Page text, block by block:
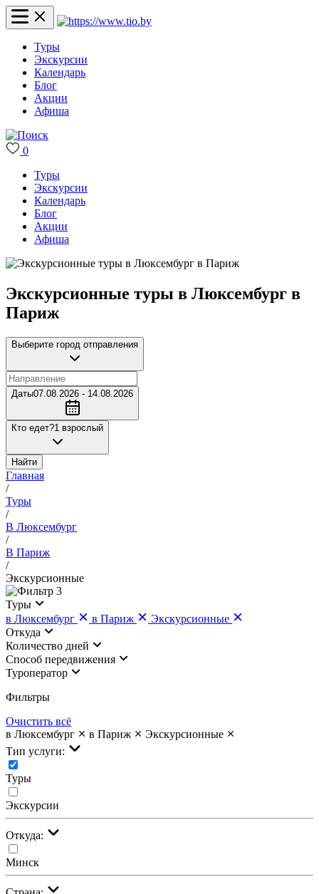
Туры
Экскурсии
Календарь
Блог
Акции
Афиша
0
Туры
Экскурсии
Календарь
Блог
Акции
Афиша
Экскурсионные туры в Люксембург в
Париж
Выберите город отправления
Даты07.08.2026 - 14.08.2026
Кто едет?1 взрослый
Найти
Главная
/
Туры
/
В Люксембург
/
В Париж
/
Экскурсионные
3
Туры
в Люксембург
в Париж
Экскурсионные
Откуда
Количество дней
Cпособ передвижения
Туроператор
Фильтры
Очистить всё
в Люксембург
в Париж
Экскурсионные
Тип услуги:
Туры
Экскурсии
Откуда:
Минск